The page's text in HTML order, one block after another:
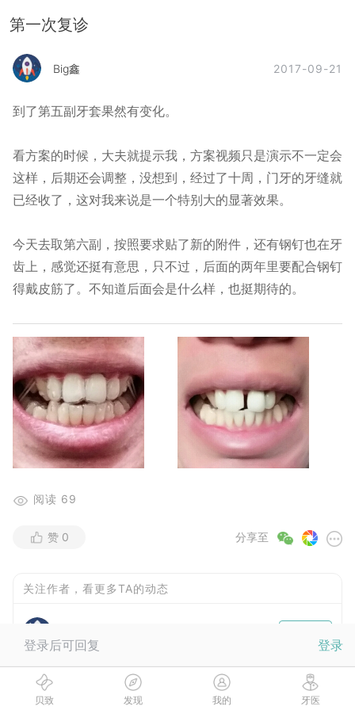
第一次复诊
Big鑫 2017-09-21
到了第五副牙套果然有变化。
看方案的时候，大夫就提示我，方案视频只是演示不一定会
这样，后期还会调整，没想到，经过了十周，门牙的牙缝就
已经收了，这对我来说是一个特别大的显著效果。
今天去取第六副，按照要求贴了新的附件，还有钢钉也在牙
齿上，感觉还挺有意思，只不过，后面的两年里要配合钢钉
得戴皮筋了。不知道后面会是什么样，也挺期待的。
阅读 69
分享至
赞 0
关注作者，看更多TA的动态
登录后可回复 登录
贝致 发现 我的 牙医